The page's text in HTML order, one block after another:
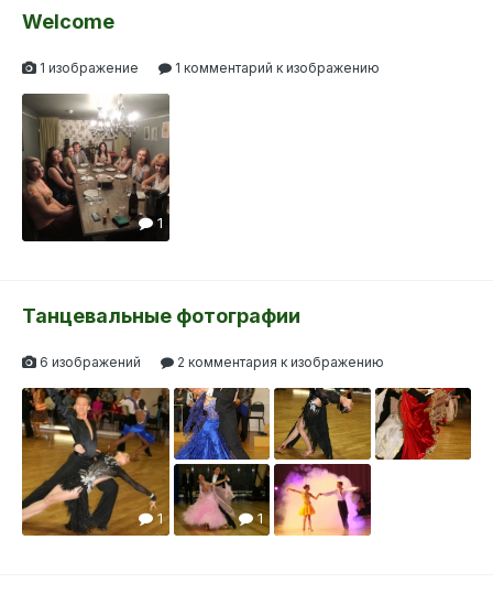
Welcome
1 изображение 1 комментарий к изображению
1
Танцевальные фотографии
6 изображений 2 комментария к изображению
1 1